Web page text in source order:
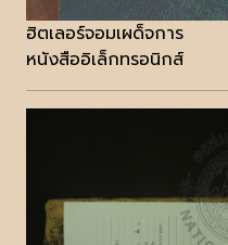
ฮิตเลอร์จอมเผด็จการ
หนังสืออิเล็กทรอนิกส์